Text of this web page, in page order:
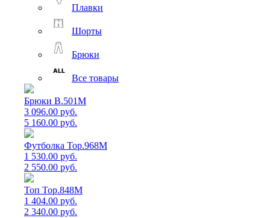
Плавки
Шорты
Брюки
Все товары
Брюки B.501M
3 096.00 руб.
5 160.00 руб.
Футболка Top.968M
1 530.00 руб.
2 550.00 руб.
Топ Top.848M
1 404.00 руб.
2 340.00 руб.